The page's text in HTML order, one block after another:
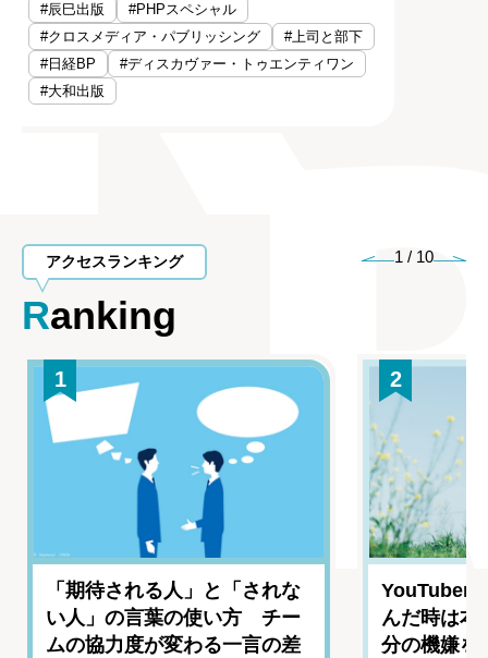
#辰巳出版
#PHPスペシャル
#クロスメディア・パブリッシング
#上司と部下
#日経BP
#ディスカヴァー・トゥエンティワン
#大和出版
アクセスランキング
Ranking
1 / 10
1
「期待される人」と「されな
い人」の言葉の使い方 チー
ムの協力度が変わる一言の差
2
YouTuber
んだ時は
分の機嫌を